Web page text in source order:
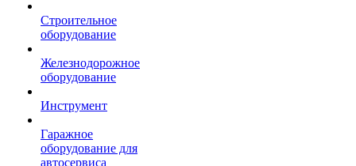
Строительное
оборудование
Железнодорожное
оборудование
Инструмент
Гаражное
оборудование для
автосервиса